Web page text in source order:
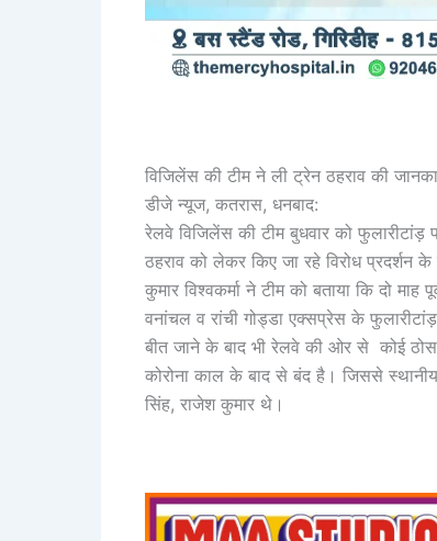
विजिलेंस की टीम ने ली ट्रेन ठहराव की
डीजे न्यूज, कतरास, धनबाद:
रेलवे विजिलेंस की टीम बुधवार को
ठहराव को लेकर किए जा रहे विरोध प्रदर्शन के
कुमार विश्वकर्मा ने टीम को बताया कि दो
वनांचल व रांची गोड्डा एक्सप्रेस के
बीत जाने के बाद भी रेलवे की ओर से कोई ठोस
कोरोना काल के बाद से बंद है। जिससे
सिंह, राजेश कुमार थे।